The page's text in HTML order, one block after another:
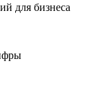
для бизнеса